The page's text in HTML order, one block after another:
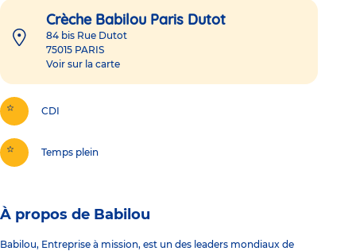
Crèche Babilou Paris Dutot
84 bis Rue Dutot
75015 PARIS
Voir sur la carte
CDI
Temps plein
À propos de Babilou
Babilou, Entreprise à mission, est un des leaders mondiaux de